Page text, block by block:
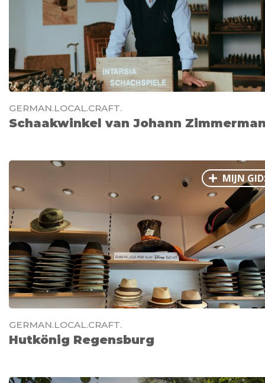
GERMAN.LOCAL.CRAFT.
Schaakwinkel van Johann
MIJN
GERMAN.LOCAL.CRAFT.
Hutkönig Regensburg